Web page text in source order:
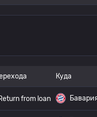
Куда
from loan